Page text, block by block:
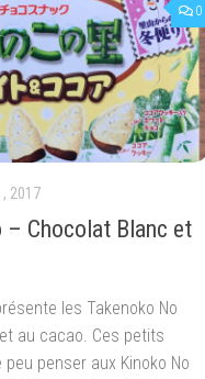
0
2017
– Chocolat Blanc et
les Takenoko No
au cacao. Ces petits
penser aux Kinoko No